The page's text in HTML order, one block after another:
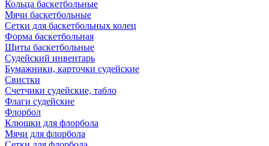
Кольца баскетбольные
Мячи баскетбольные
Сетки для баскетбольных колец
Форма баскетбольная
Щиты баскетбольные
Судейский инвентарь
Бумажники, карточки судейские
Свистки
Счетчики судейские, табло
Флаги судейские
Флорбол
Клюшки для флорбола
Мячи для флорбола